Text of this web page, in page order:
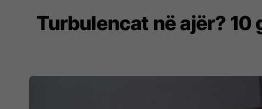
Turbulencat në ajër?